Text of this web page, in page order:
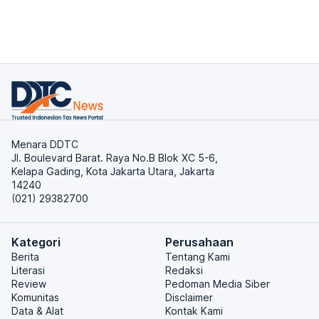
Menara DDTC
Jl. Boulevard Barat. Raya No.B Blok XC 5-6,
Kelapa Gading, Kota Jakarta Utara, Jakarta
14240
(021) 29382700
Kategori
Berita
Literasi
Review
Komunitas
Data & Alat
Perusahaan
Tentang Kami
Redaksi
Pedoman Media Siber
Disclaimer
Kontak Kami